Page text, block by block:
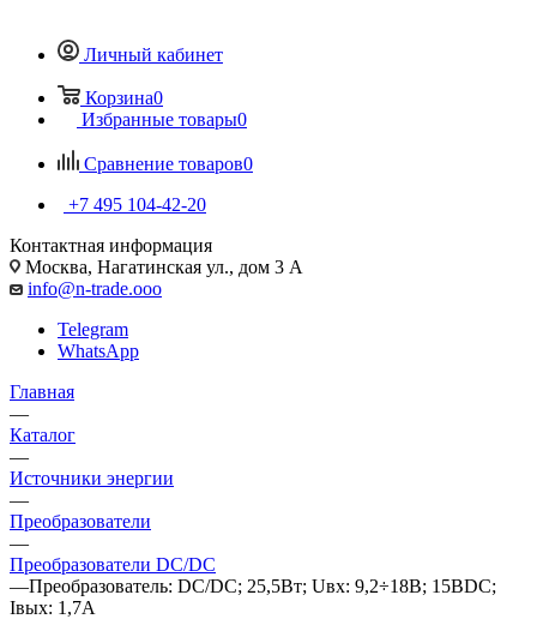
Личный кабинет
Корзина0
Избранные товары0
Сравнение товаров0
+7 495 104-42-20
Контактная информация
Москва, Нагатинская ул., дом 3 А
info@n-trade.ooo
Telegram
WhatsApp
Главная
—
Каталог
—
Источники энергии
—
Преобразователи
—
Преобразователи DC/DC
—Преобразователь: DC/DC; 25,5Вт; Uвх: 9,2÷18В; 15ВDC;
Iвых: 1,7А